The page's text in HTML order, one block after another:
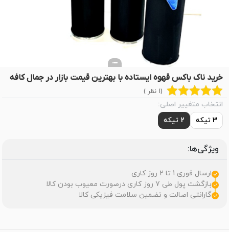
خرید ناک باکس قهوه ایستاده با بهترین قیمت بازار در جمال کافه
(1 نظر )
انتخاب متغییر اصلی:
3 تیکه
2 تیکه
ویژگی‌ها:
ارسال فوری 1 تا 2 روز کاری
بازگشت پول طی 7 روز کاری درصورت معیوب بودن کالا
گارانتی اصالت و تضمین سلامت فیزیکی کالا